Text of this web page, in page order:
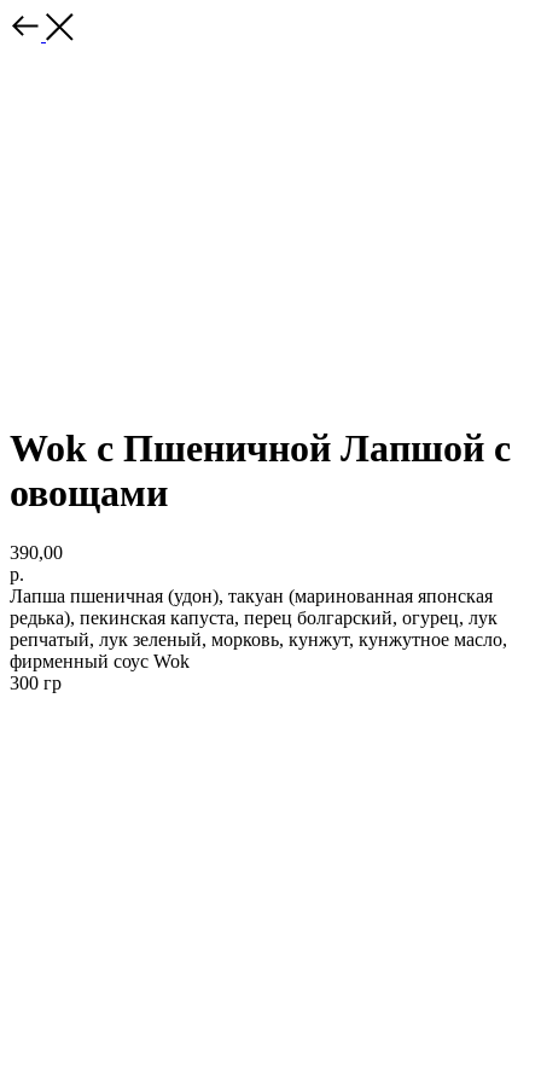
Wok с Пшеничной Лапшой с
овощами
390,00
р.
Лапша пшеничная (удон), такуан (маринованная японская
редька), пекинская капуста, перец болгарский, огурец, лук
репчатый, лук зеленый, морковь, кунжут, кунжутное масло,
фирменный соус Wok
300 гр